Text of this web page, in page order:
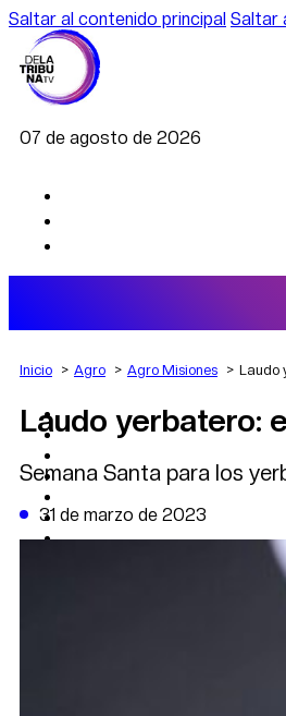
Saltar al contenido principal Saltar
07 de agosto de 2026
AGRO
DEPORTES
POLÍTICA
DATA FIRME
DE LA TRIBUNA TV
Inicio Agro Agro Misiones Laudo
Laudo yerbatero:
Semana Santa para los
31 de marzo de 2023